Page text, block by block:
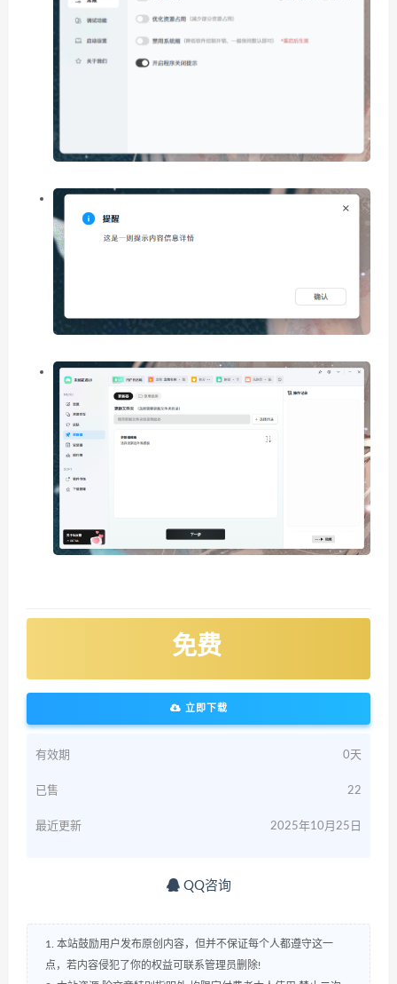
免费
立即下载
有效期 0天
已售 22
最近更新 2025年10月25日
QQ咨询
1. 本站鼓励用户发布原创内容，但并不保证每个人都遵守这一
点，若内容侵犯了你的权益可联系管理员删除!